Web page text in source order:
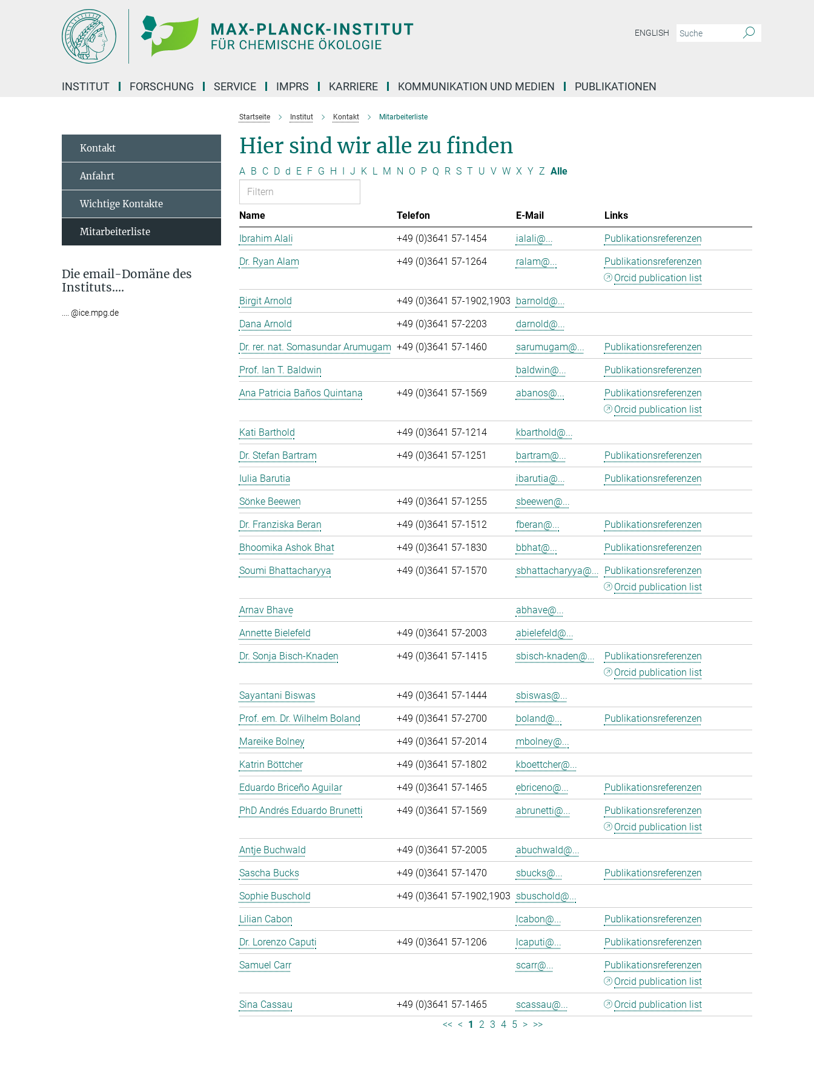
ENGLISH
INSTITUT FORSCHUNG SERVICE IMPRS KARRIERE KOMMUNIKATION UND MEDIEN PUBLIKATIONEN
Startseite Institut Kontakt Mitarbeiterliste
Hier sind wir alle zu finden
A B C D d E F G H I J K L M N O P Q R S T U V W X Y Z Alle
Name Telefon E-Mail
Links
Ibrahim Alali
+49 (0)3641 57-1454 ialali@...
Publikationsreferenzen
Dr. Ryan Alam
+49 (0)3641 57-1264 ralam@...
Publikationsreferenzen
Orcid publication list
Birgit Arnold
+49 (0)3641 57-1902,1903 barnold@...
Dana Arnold
+49 (0)3641 57-2203
darnold@...
Dr. rer. nat. Somasundar Arumugam +49 (0)3641 57-1460 sarumugam@...
Publikationsreferenzen
Prof. Ian T. Baldwin
baldwin@...
Publikationsreferenzen
Ana Patricia Baños Quintana
+49 (0)3641 57-1569 abanos@...
Publikationsreferenzen
Orcid publication list
Kati Barthold
+49 (0)3641 57-1214
kbarthold@...
Dr. Stefan Bartram
+49 (0)3641 57-1251 bartram@...
Publikationsreferenzen
Iulia Barutia
ibarutia@...
Publikationsreferenzen
Sönke Beewen
+49 (0)3641 57-1255
sbeewen@...
Dr. Franziska Beran
+49 (0)3641 57-1512 fberan@...
Publikationsreferenzen
Bhoomika Ashok Bhat
+49 (0)3641 57-1830 bbhat@...
Publikationsreferenzen
Soumi Bhattacharyya
+49 (0)3641 57-1570 sbhattacharyya@... Publikationsreferenzen
Orcid publication list
Arnav Bhave
abhave@...
Annette Bielefeld
+49 (0)3641 57-2003
abielefeld@...
Dr. Sonja Bisch-Knaden
+49 (0)3641 57-1415 sbisch-knaden@...
Publikationsreferenzen
Orcid publication list
Sayantani Biswas
+49 (0)3641 57-1444
sbiswas@...
Prof. em. Dr. Wilhelm Boland
+49 (0)3641 57-2700 boland@...
Publikationsreferenzen
Mareike Bolney
+49 (0)3641 57-2014
mbolney@...
Katrin Böttcher
+49 (0)3641 57-1802
kboettcher@...
Eduardo Briceño Aguilar
+49 (0)3641 57-1465 ebriceno@...
Publikationsreferenzen
PhD Andrés Eduardo Brunetti
+49 (0)3641 57-1569 abrunetti@...
Publikationsreferenzen
Orcid publication list
Antje Buchwald
+49 (0)3641 57-2005
abuchwald@...
Sascha Bucks
+49 (0)3641 57-1470 sbucks@...
Publikationsreferenzen
Sophie Buschold
+49 (0)3641 57-1902,1903 sbuschold@...
Lilian Cabon
lcabon@...
Publikationsreferenzen
Dr. Lorenzo Caputi
+49 (0)3641 57-1206 lcaputi@...
Publikationsreferenzen
Samuel Carr
scarr@...
Publikationsreferenzen
Orcid publication list
Sina Cassau
+49 (0)3641 57-1465 scassau@...
Orcid publication list
<< < 1 2 3 4 5 > >>
Kontakt
Anfahrt
Wichtige Kontakte
Mitarbeiterliste
Die email-Domäne des
Instituts....
.... @ice.mpg.de